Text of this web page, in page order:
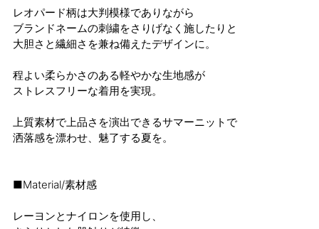
レオパード柄は大判模様でありながら
ブランドネームの刺繍をさりげなく施したりと
大胆さと繊細さを兼ね備えたデザインに。
程よい柔らかさのある軽やかな生地感が
ストレスフリーな着用を実現。
上質素材で上品さを演出できるサマーニットで
洒落感を漂わせ、魅了する夏を。
■Material/素材感
レーヨンとナイロンを使用し、